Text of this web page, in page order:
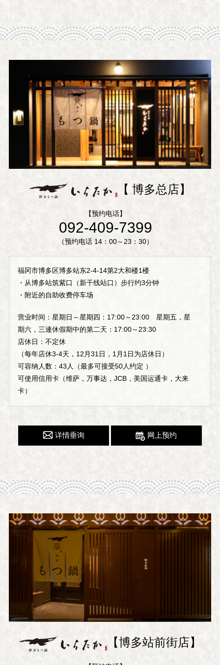
【 博多总店】
【预约电话】
092-409-7399
（预约电话 14：00～23：30）
福冈市博多区博多站东2-4-14第2大和楼1楼
・从博多站筑紫口（新干线站口）步行约3分钟
・附近的自助收费停车场
营业时间：星期日～星期四：17:00～23:00 星期五，星
期六，三連休假期中的第二天：17:00～23:30
店休日：不定休
（每年店休3-4天，12月31日，1月1日为店休日）
可容纳人数：43人（最多可接受50人约定 ）
可使用信用卡（维萨，万事达，JCB，美国运通卡，大来
卡）
详情垂询 网上预约
【博多站前街店】